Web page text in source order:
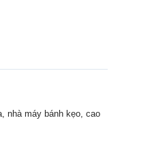
nhà máy bánh kẹo, cao